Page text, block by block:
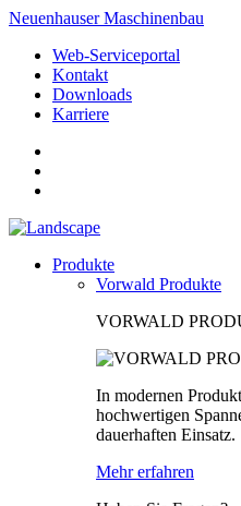
Neuenhauser Maschinenbau
Web-Serviceportal
Kontakt
Downloads
Karriere
Produkte
Vorwald Produkte
VORWALD
In modernen
hochwertigen
dauerhaften Einsatz.
Mehr erfahren